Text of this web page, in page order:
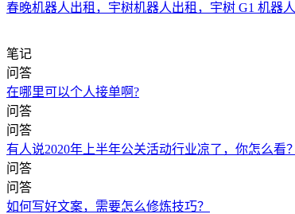
春晚机器人出租，宇树机器人出租，宇树 G1 机器人
笔记
问答
在哪里可以个人接单啊?
问答
问答
有人说2020年上半年公关活动行业凉了，你怎么看？
问答
问答
如何写好文案，需要怎么修炼技巧？